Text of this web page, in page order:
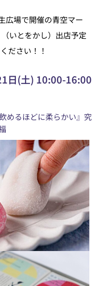
広場で開催の青空マー
いとをかし）出店予定
ださい！ ！
日(土) 10:00-16:00
めるほどに柔らかい』究